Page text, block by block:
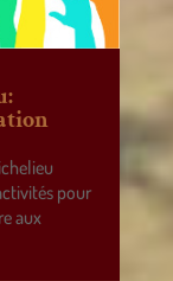
pour
aux